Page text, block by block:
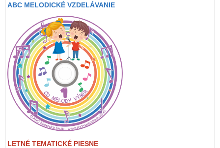
ABC MELODICKÉ VZDELÁVANIE
LETNÉ TEMATICKÉ PIESNE